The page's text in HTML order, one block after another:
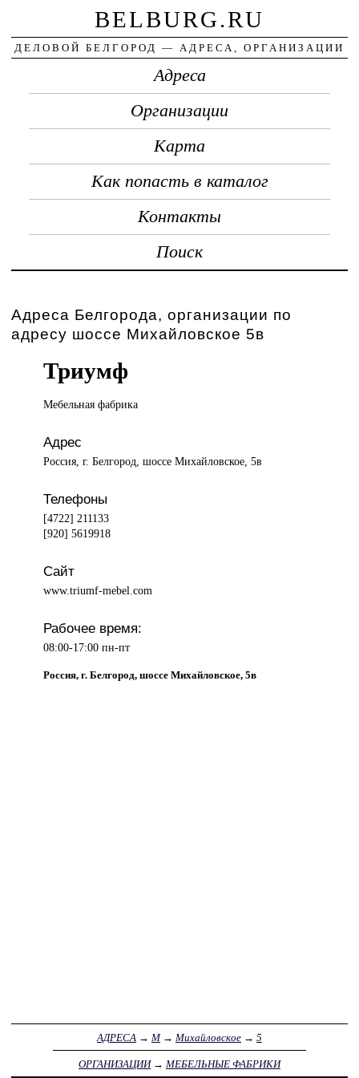
BELBURG.RU
ДЕЛОВОЙ БЕЛГОРОД — АДРЕСА, ОРГАНИЗАЦИИ
Адреса
Организации
Карта
Как попасть в каталог
Контакты
Поиск
Адреса Белгорода, организации по
адресу шоссе Михайловское 5в
Триумф
Мебельная фабрика
Адрес
Россия, г. Белгород, шоссе Михайловское, 5в
Телефоны
[4722] 211133
[920] 5619918
Сайт
www.triumf-mebel.com
Рабочее время:
08:00-17:00 пн-пт
Россия, г. Белгород, шоссе Михайловское, 5в
АДРЕСА → М→ Михайловское → 5
ОРГАНИЗАЦИИ→ МЕБЕЛЬНЫЕ ФАБРИКИ